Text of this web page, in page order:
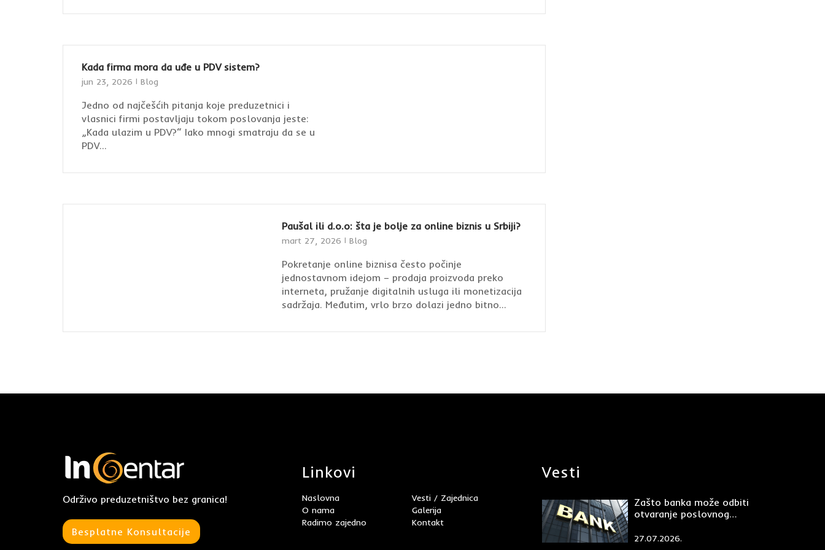
Kada firma mora da uđe u PDV sistem?
jun 23, 2026 Blog
Jedno od najčešćih pitanja koje preduzetnici i
vlasnici firmi postavljaju tokom poslovanja jeste:
„Kada ulazim u PDV?“ Iako mnogi smatraju da se u
PDV...
Paušal ili d.o.o: šta je bolje za online biznis u Srbiji?
mart 27, 2026 Blog
Pokretanje online biznisa često počinje
jednostavnom idejom – prodaja proizvoda preko
interneta, pružanje digitalnih usluga ili monetizacija
sadržaja. Međutim, vrlo brzo dolazi jedno bitno...
Održivo preduzetništvo bez granica!
Besplatne Konsultacije
Linkovi
Naslovna
O nama
Radimo zajedno
Vesti / Zajednica
Galerija
Kontakt
Vesti
Zašto banka može odbiti
otvaranje poslovnog
27.07.2026.